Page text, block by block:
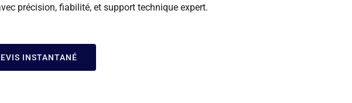
précision, fiabilité, et support technique expert.
INSTANTANÉ